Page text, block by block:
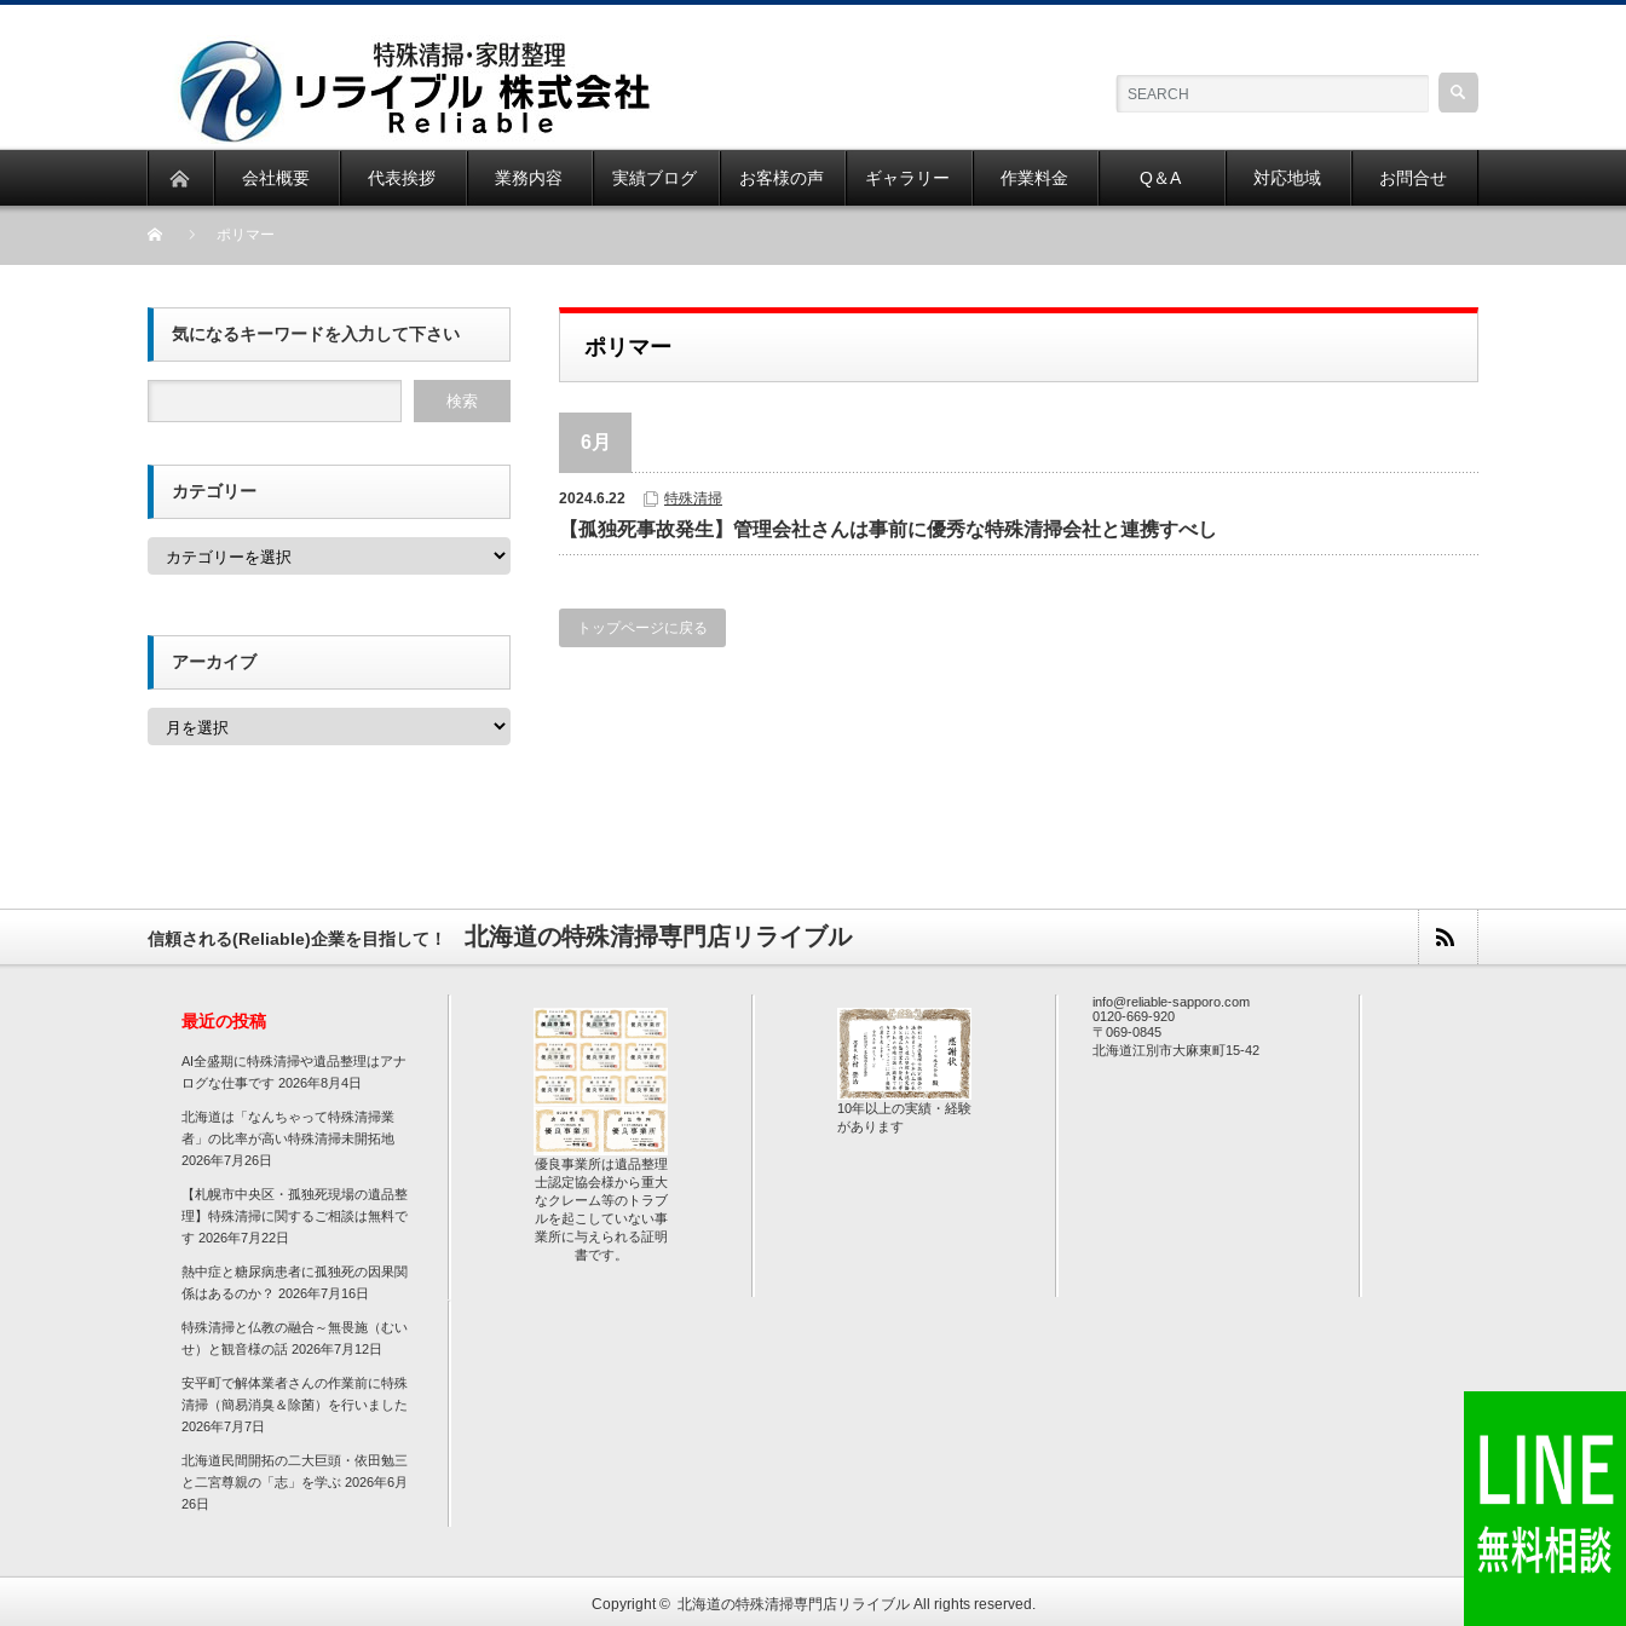
会社概要 代表挨拶 業務内容 実績ブログ お客様の声 ギャラリー 作業料金 Q＆A 対応地域 お問合せ
ポリマー
ポリマー
6月
2024.6.22 特殊清掃
【孤独死事故発生】管理会社さんは事前に優秀な特殊清掃会社と連携すべし
トップページに戻る
気になるキーワードを入力して下さい
カテゴリー
アーカイブ
信頼される(Reliable)企業を目指して！ 北海道の特殊清掃専門店リライブル
最近の投稿
AI全盛期に特殊清掃や遺品整理はアナ
ログな仕事です 2026年8月4日
北海道は「なんちゃって特殊清掃業
者」の比率が高い特殊清掃未開拓地
2026年7月26日
【札幌市中央区・孤独死現場の遺品整
理】特殊清掃に関するご相談は無料で
す 2026年7月22日
熱中症と糖尿病患者に孤独死の因果関
係はあるのか？ 2026年7月16日
特殊清掃と仏教の融合～無畏施（むい
せ）と観音様の話 2026年7月12日
安平町で解体業者さんの作業前に特殊
清掃（簡易消臭＆除菌）を行いました
2026年7月7日
北海道民間開拓の二大巨頭・依田勉三
と二宮尊親の「志」を学ぶ 2026年6月
26日
優良事業所は遺品整理
士認定協会様から重大
なクレーム等のトラブ
ルを起こしていない事
業所に与えられる証明
書です。
10年以上の実績・経験
があります
info@reliable-sapporo.com
0120-669-920
〒069-0845
北海道江別市大麻東町15-42
Copyright © 北海道の特殊清掃専門店リライブルAll rights reserved.